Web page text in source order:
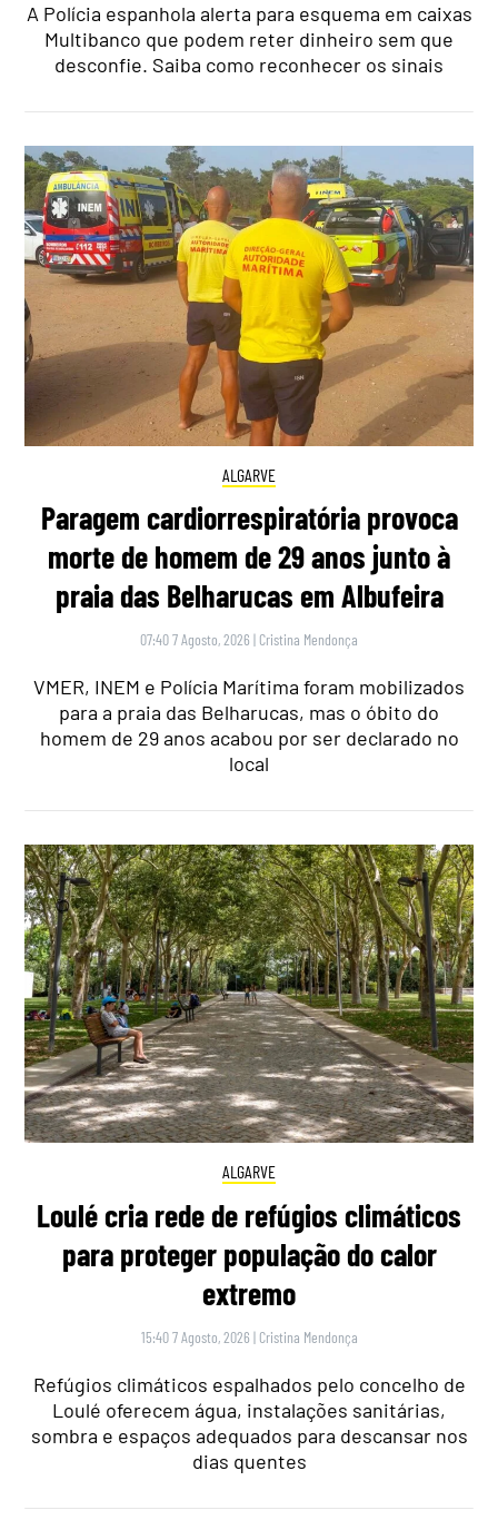
A Polícia espanhola alerta para esquema em caixas
Multibanco que podem reter dinheiro sem que
desconfie. Saiba como reconhecer os sinais
ALGARVE
Paragem cardiorrespiratória provoca
morte de homem de 29 anos junto à
praia das Belharucas em Albufeira
07:40 7 Agosto, 2026 | Cristina Mendonça
VMER, INEM e Polícia Marítima foram mobilizados
para a praia das Belharucas, mas o óbito do
homem de 29 anos acabou por ser declarado no
local
ALGARVE
Loulé cria rede de refúgios climáticos
para proteger população do calor
extremo
15:40 7 Agosto, 2026 | Cristina Mendonça
Refúgios climáticos espalhados pelo concelho de
Loulé oferecem água, instalações sanitárias,
sombra e espaços adequados para descansar nos
dias quentes